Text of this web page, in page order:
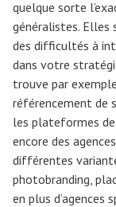
quelque sorte
généralistes.
des difficultés à
dans votre
trouve par
référencement de
les plateformes
encore des
différentes
photobranding,
en plus d’agences